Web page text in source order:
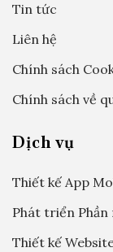
Tin tức
Liên hệ
Chính sách
Chính sách về
Dịch vụ
Thiết kế App
Phát triển Phần
Thiết kế